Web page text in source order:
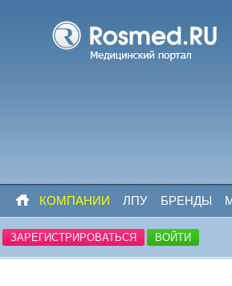
КОМПАНИИ ЛПУ БРЕНДЫ
ЗАРЕГИСТРИРОВАТЬСЯ ВОЙТИ